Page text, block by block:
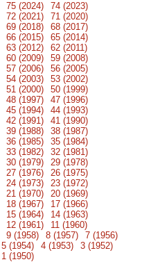
75 (2024)
74 (2023)
72 (2021)
71 (2020)
69 (2018)
68 (2017)
66 (2015)
65 (2014)
63 (2012)
62 (2011)
60 (2009)
59 (2008)
57 (2006)
56 (2005)
54 (2003)
53 (2002)
51 (2000)
50 (1999)
48 (1997)
47 (1996)
45 (1994)
44 (1993)
42 (1991)
41 (1990)
39 (1988)
38 (1987)
36 (1985)
35 (1984)
33 (1982)
32 (1981)
30 (1979)
29 (1978)
27 (1976)
26 (1975)
24 (1973)
23 (1972)
21 (1970)
20 (1969)
18 (1967)
17 (1966)
15 (1964)
14 (1963)
12 (1961)
11 (1960)
9 (1958) 8 (1957)
7 (1956)
5 (1954) 4 (1953)
3 (1952)
1 (1950)